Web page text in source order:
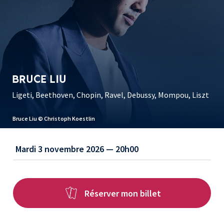
Bruce Liu © Christoph Koestlin
BRUCE LIU
Ligeti, Beethoven, Chopin, Ravel, Debussy, Mompou, Liszt
Mardi 3 novembre 2026 — 20h00
Réserver mon billet